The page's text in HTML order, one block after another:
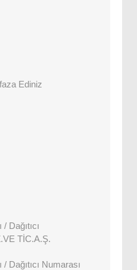
Ediniz
Dağıtıcı
TİC.A.Ş.
Dağıtıcı Numarası